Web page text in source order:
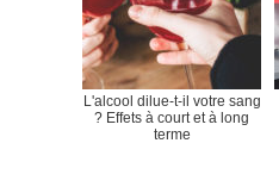
L'alcool dilue-t-il votre sang
? Effets à court et à long
terme